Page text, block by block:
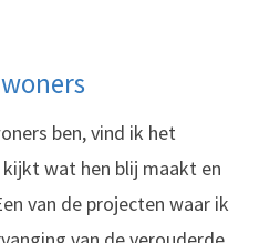
ben, vind ik het
wat hen blij maakt en
van de projecten waar ik